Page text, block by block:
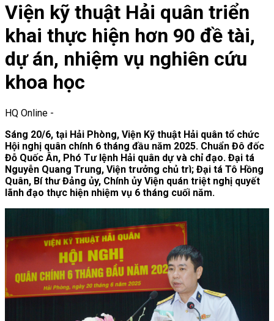
Viện kỹ thuật Hải quân triển
khai thực hiện hơn 90 đề tài,
dự án, nhiệm vụ nghiên cứu
khoa học
HQ Online -
Sáng 20/6, tại Hải Phòng, Viện Kỹ thuật Hải quân tổ chức
Hội nghị quân chính 6 tháng đầu năm 2025. Chuẩn Đô đốc
Đỗ Quốc Ân, Phó Tư lệnh Hải quân dự và chỉ đạo. Đại tá
Nguyễn Quang Trung, Viện trưởng chủ trì; Đại tá Tô Hồng
Quân, Bí thư Đảng ủy, Chính ủy Viện quán triệt nghị quyết
lãnh đạo thực hiện nhiệm vụ 6 tháng cuối năm.